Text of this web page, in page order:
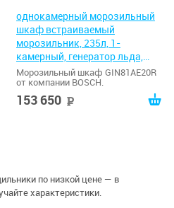
однокамерный морозильный
шкаф встраиваемый
морозильник, 235л, 1-
камерный, генератор льда,
55.8x54.5x177.5см, белый
Морозильный шкаф GIN81AE20R
от компании BOSCH.
153 650
по низкой цене — в
характеристики.